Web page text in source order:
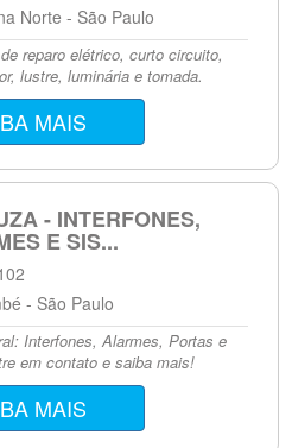
Norte - São Paulo
reparo elétrico, curto circuito,
lustre, luminária e tomada.
MAIS
- INTERFONES,
E SIS...
- São Paulo
Interfones, Alarmes, Portas e
em contato e saiba mais!
MAIS